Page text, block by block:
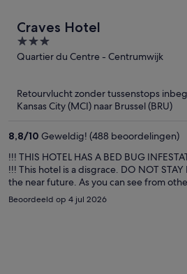
Craves Hotel
3
out
5
Quartier du Centre - Centrumwijk
Retourvlucht zonder tussenstops
Kansas City (MCI) naar Brussel (BRU)
8,8/10 Geweldig! (488 beoordelingen)
!!! THIS HOTEL HAS A BED BUG
!!! This hotel is a disgrace. DO NOT STAY HERE. Not now and not in
the near future. As you can see from
health concerns such as bed bugs seriously. There was bed
our room, which we told to multiple
Beoordeeld op 4 jul 2026